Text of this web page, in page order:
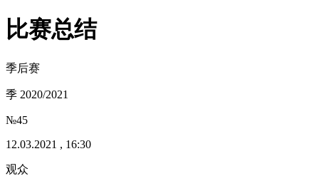
比赛总结
季后赛
季 2020/2021
№45
12.03.2021 , 16:30
观众